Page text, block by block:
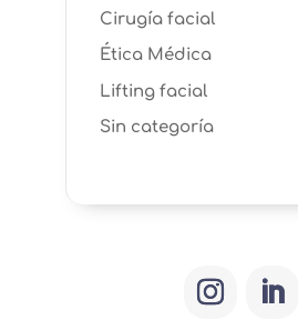
Cirugía facial
Ética Médica
Lifting facial
Sin categoría